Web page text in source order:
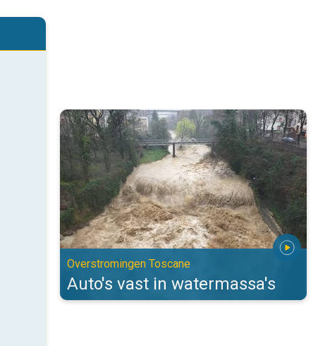
Auto's vast in watermassa's. Overstromingen Toscane. . .
Overstromingen Toscane
Auto's vast in watermassa's